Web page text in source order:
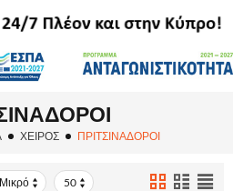
ΧΕΙΡΟΣ ΠΡΙΤΣΙΝΑΔΟΡΟΙ
50